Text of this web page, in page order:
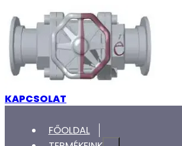
KAPCSOLAT
FŐOLDAL